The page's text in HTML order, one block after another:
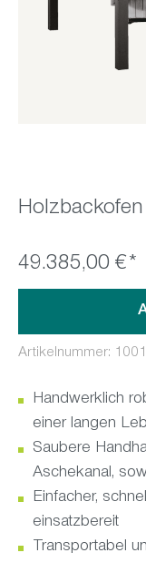
49.385,00 €*
Artikelnummer:
Handwerklich
einer langen
Saubere
Aschekanal,
Einfacher,
einsatzbereit
Transportabel